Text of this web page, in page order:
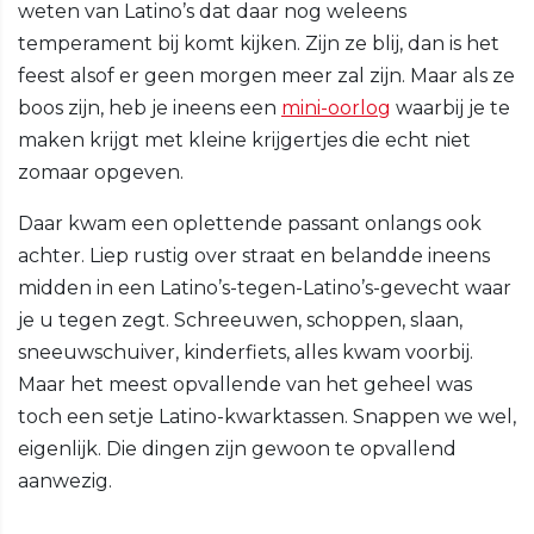
weten van Latino’s dat daar nog weleens
temperament bij komt kijken. Zijn ze blij, dan is het
feest alsof er geen morgen meer zal zijn. Maar als ze
boos zijn, heb je ineens een mini-oorlog waarbij je te
maken krijgt met kleine krijgertjes die echt niet
zomaar opgeven.
Daar kwam een oplettende passant onlangs ook
achter. Liep rustig over straat en belandde ineens
midden in een Latino’s-tegen-Latino’s-gevecht waar
je u tegen zegt. Schreeuwen, schoppen, slaan,
sneeuwschuiver, kinderfiets, alles kwam voorbij.
Maar het meest opvallende van het geheel was
toch een setje Latino-kwarktassen. Snappen we wel,
eigenlijk. Die dingen zijn gewoon te opvallend
aanwezig.